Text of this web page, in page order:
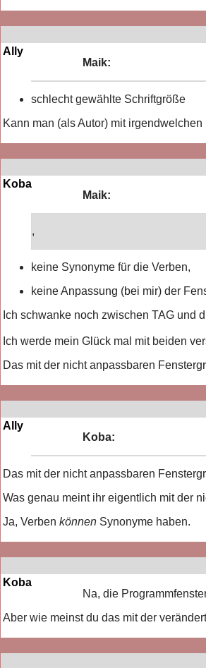
Ally
Maik:
schlecht gewählte Schriftgröße
Kann man (als Autor) mit
Koba
Maik:
,
keine Synonyme für die Verben,
keine Anpassung (bei mir) der
Ich schwanke noch zwischen TAG und
Ich werde mein Glück mal mit beiden
Das mit der nicht anpassbaren
Ally
Koba:
Das mit der nicht anpassbaren
Was genau meint ihr eigentlich mit der
Ja, Verbenkönnen Synonyme haben.
Koba
Na, die
Aber wie meinst du das mit der